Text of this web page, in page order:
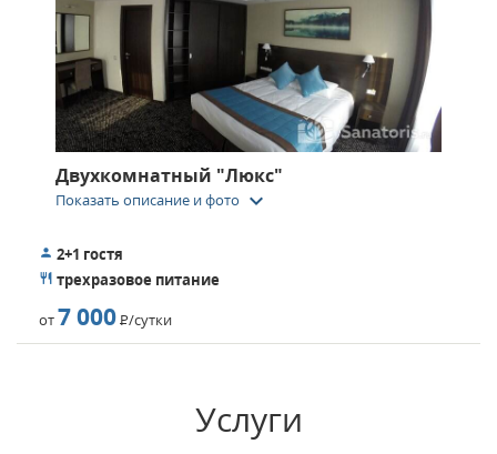
Двухкомнатный "Люкс"
Показать описание и фото keyboard_arrow_down
2+1 гостя
трехразовое питание
от7 000Р/сутки
Услуги